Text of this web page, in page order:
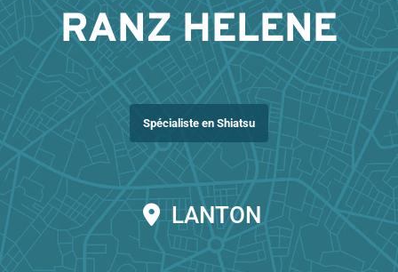
RANZ HELENE
Spécialiste en Shiatsu
LANTON